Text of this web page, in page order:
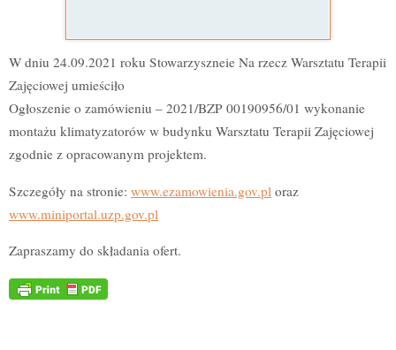
W dniu 24.09.2021 roku Stowarzyszneie Na rzecz Warsztatu Terapii
Zajęciowej umieściło
Ogłoszenie o zamówieniu – 2021/BZP 00190956/01 wykonanie
montażu klimatyzatorów w budynku Warsztatu Terapii Zajęciowej
zgodnie z opracowanym projektem.
Szczegóły na stronie: www.ezamowienia.gov.pl oraz
www.miniportal.uzp.gov.pl
Zapraszamy do składania ofert.